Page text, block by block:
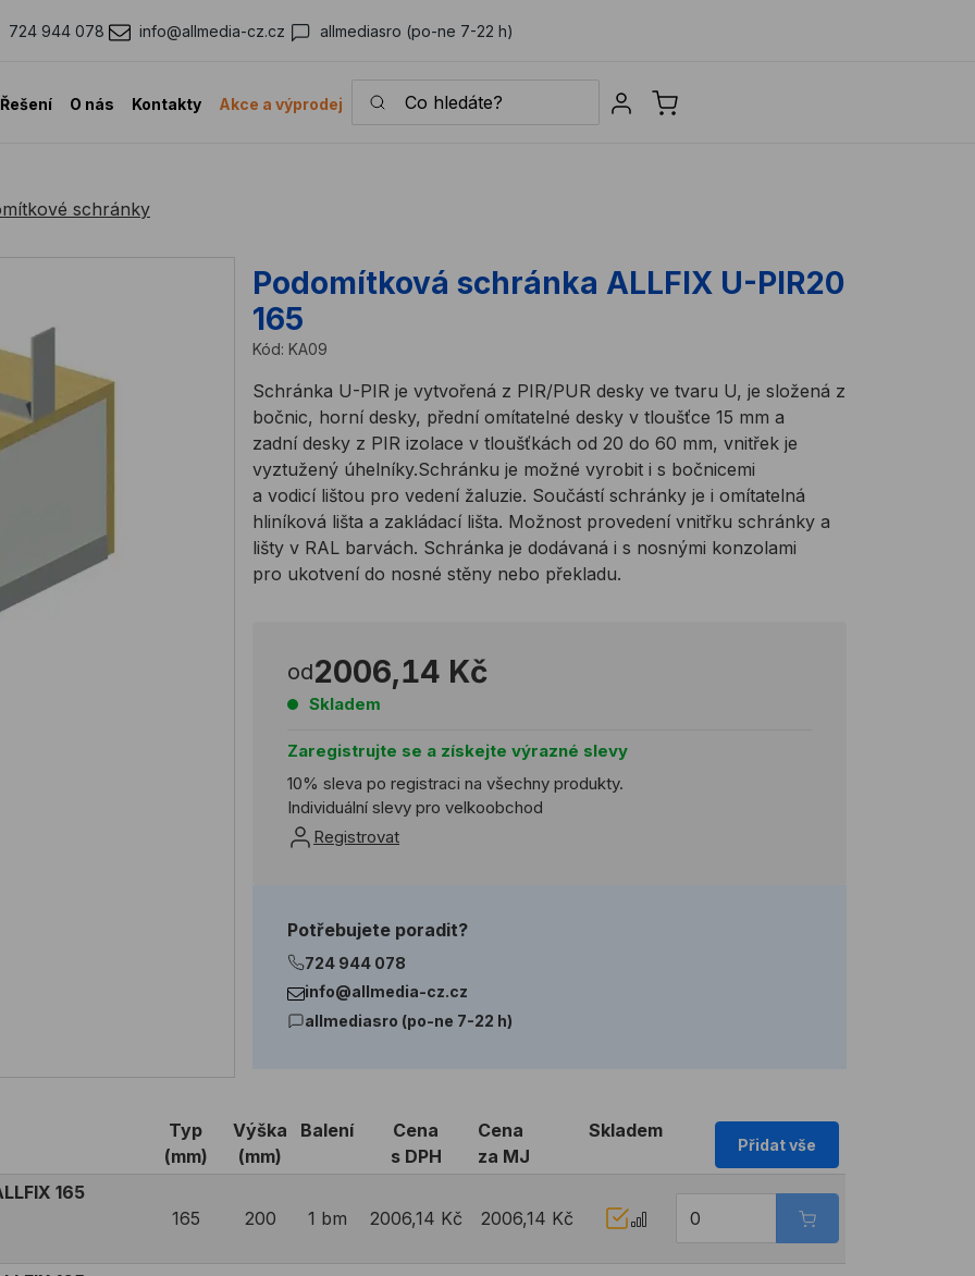
724 944 078 info@allmedia-cz.cz allmediasro (po-ne 7-22 h)
Řešení O nás Kontakty Akce a výprodej
Co hledáte? Sign in
schránky
Podomítková schránka ALLFIX U-PIR20
165
Kód: KA09
Schránka U-PIR je vytvořená z PIR/PUR desky ve tvaru U, je složená z
bočnic, horní desky, přední omítatelné desky v tloušťce 15 mm a
zadní desky z PIR izolace v tloušťkách od 20 do 60 mm, vnitřek je
vyztužený úhelníky.Schránku je možné vyrobit i s bočnicemi
a vodicí lištou pro vedení žaluzie. Součástí schránky je i omítatelná
hliníková lišta a zakládací lišta. Možnost provedení vnitřku schránky a
lišty v RAL barvách. Schránka je dodávaná i s nosnými konzolami
pro ukotvení do nosné stěny nebo překladu.
od2006,14 Kč
Skladem
Zaregistrujte se a získejte výrazné slevy
10% sleva po registraci na všechny produkty.
Individuální slevy pro velkoobchod
Registrovat
Potřebujete poradit?
724 944 078
info@allmedia-cz.cz
allmediasro (po-ne 7-22 h)
Typ
(mm)
Výška
(mm)
Balení
Cena
s DPH
Cena
za MJ
Skladem
Přidat vše
165
165 200 1 bm 2006,14 Kč 2006,14 Kč